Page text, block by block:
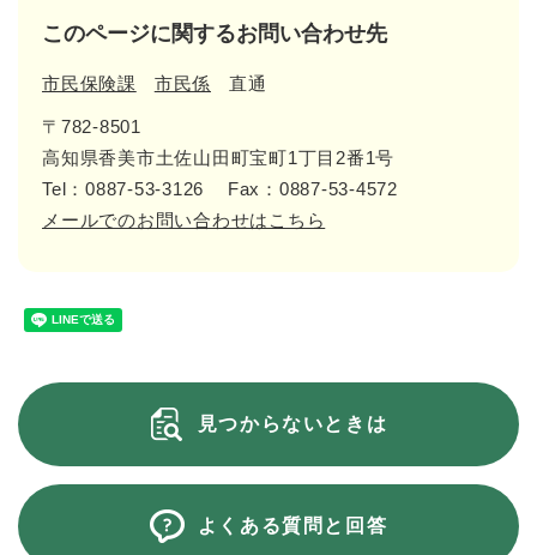
このページに関するお問い合わせ先
市民保険課 市民係 直通
〒782-8501
高知県香美市土佐山田町宝町1丁目2番1号
Tel：0887-53-3126
Fax：0887-53-4572
メールでのお問い合わせはこちら
見つからないときは
よくある質問と回答